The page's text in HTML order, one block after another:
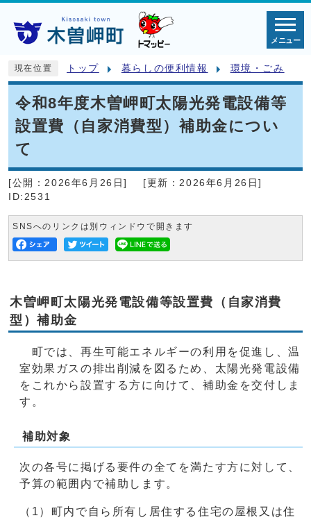
メニュー
現在位置 トップ 暮らしの便利情報 環境・ごみ
令和8年度木曽岬町太陽光発電設備等
設置費（自家消費型）補助金につい
て
[公開： 2026年6月26日] [更新： 2026年6月26日]
ID:2531
SNSへのリンクは別ウィンドウで開きます
木曽岬町太陽光発電設備等設置費（自家消費
型）補助金
町では、再生可能エネルギーの利用を促進し、温
室効果ガスの排出削減を図るため、太陽光発電設備
をこれから設置する方に向けて、補助金を交付しま
す。
補助対象
次の各号に掲げる要件の全てを満たす方に対して、
予算の範囲内で補助します。
（1）町内で自ら所有し居住する住宅の屋根又は住